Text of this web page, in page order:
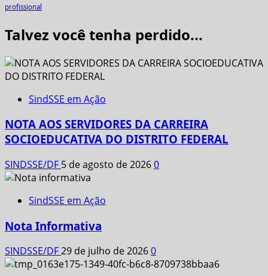
profissional
Talvez você tenha perdido...
SindSSE em Ação
NOTA AOS SERVIDORES DA CARREIRA
SOCIOEDUCATIVA DO DISTRITO FEDERAL
SINDSSE/DF 5 de agosto de 20260
SindSSE em Ação
Nota Informativa
SINDSSE/DF29 de julho de 20260